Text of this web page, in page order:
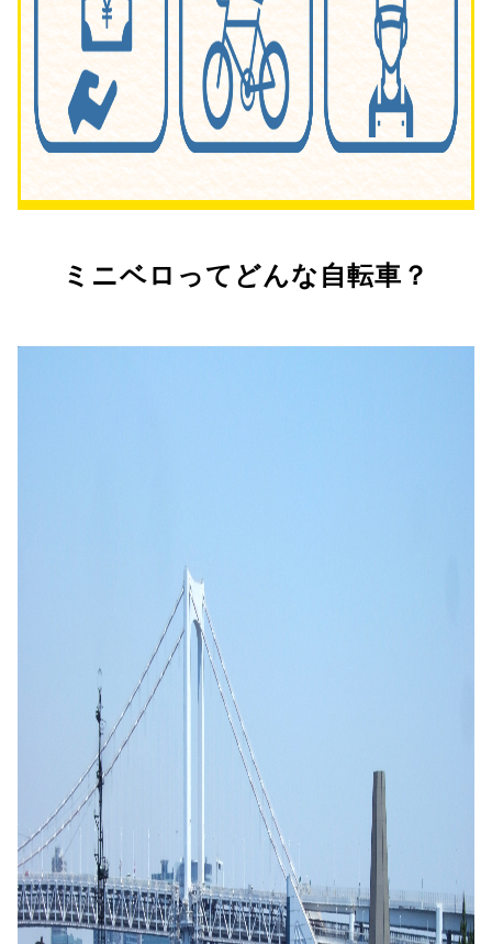
ミニベロってどんな自転車？